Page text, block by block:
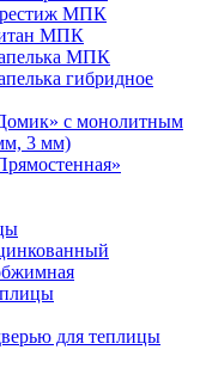
МПК
МПК
МПК
гибридное
с монолитным
3 мм)
для теплицы